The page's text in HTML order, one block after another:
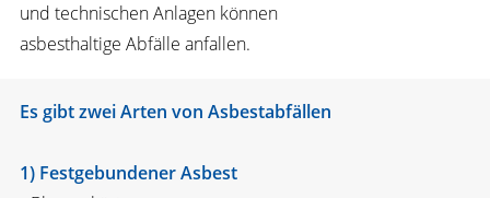
und technischen Anlagen können
asbesthaltige Abfälle anfallen.
Es gibt zwei Arten von Asbestabfällen
1) Festgebundener Asbest